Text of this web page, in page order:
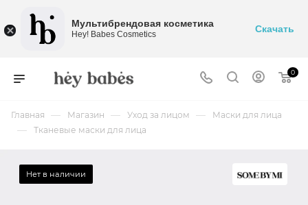
0
Главная — Магазин — Уход за лицом — Маски для лица
— Тканевые маски для лица
Нет в наличии
Мультибрендовая косметика
Hey! Babes Cosmetics Скачать